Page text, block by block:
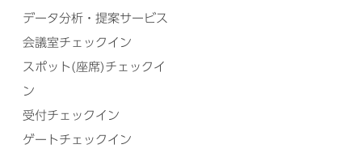
データ分析・提案サービス
会議室チェックイン
スポット(座席)チェックイ
ン
受付チェックイン
ゲートチェックイン